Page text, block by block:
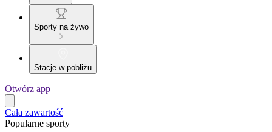
Sporty na żywo
Stacje w pobliżu
Otwórz app
Cała zawartość
Popularne sporty